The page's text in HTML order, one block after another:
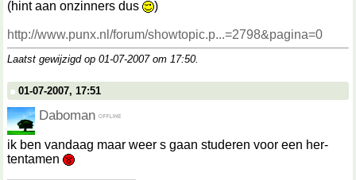
(hint aan onzinners dus )
http://www.punx.nl/forum/showtopic.p...=2798&pagina=0
Laatst gewijzigd op 01-07-2007 om 17:50.
01-07-2007, 17:51
Daboman
ik ben vandaag maar weer s gaan studeren voor een her-
tentamen